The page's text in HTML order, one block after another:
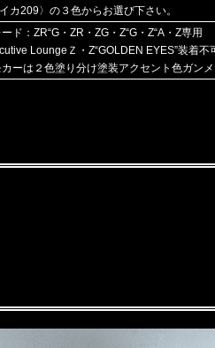
カ209〉の３色からお選び下さい。
ド：ZR“G・ZR・ZG・Z“G・Z“A・Z専用
LoungeＺ・Z“GOLDEN EYES”装着不
ーは２色塗り分け塗装アクセント色ガンメ